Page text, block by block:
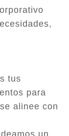
tus
para
alinee con
un